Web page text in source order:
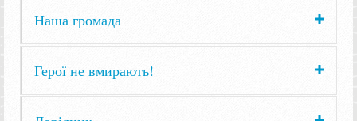
Наша громада
Герої не вмирають!